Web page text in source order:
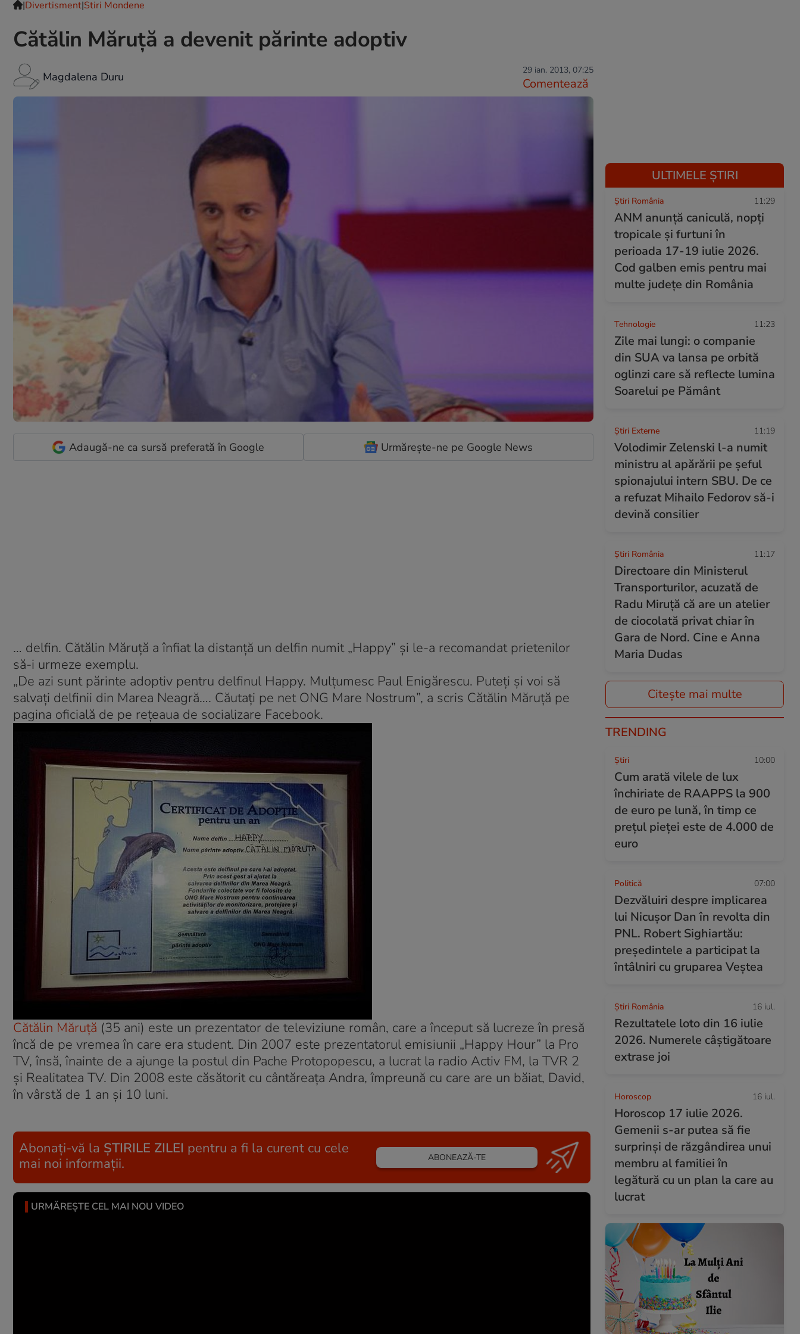
|Divertisment|Stiri Mondene
Cătălin Măruță a devenit părinte adoptiv
Magdalena Duru 29 ian. 2013, 07:25
Comentează
Adaugă-ne ca sursă preferată în Google Urmărește-ne pe Google News
… delfin. Cătălin Măruță a înfiat la distanță un delfin numit „Happy” și le-a recomandat prietenilor
să-i urmeze exemplu.
„De azi sunt părinte adoptiv pentru delfinul Happy. Mulțumesc Paul Enigărescu. Puteți și voi să
salvați delfinii din Marea Neagră…. Căutați pe net ONG Mare Nostrum”, a scris Cătălin Măruță pe
pagina oficială de pe rețeaua de socializare Facebook.
Cătălin Măruță (35 ani) este un prezentator de televiziune român, care a început să lucreze în presă
încă de pe vremea în care era student. Din 2007 este prezentatorul emisiunii „Happy Hour” la Pro
TV, însă, înainte de a ajunge la postul din Pache Protopopescu, a lucrat la radio Activ FM, la TVR 2
și Realitatea TV. Din 2008 este căsătorit cu cântăreața Andra, împreună cu care are un băiat, David,
în vârstă de 1 an și 10 luni.
Abonați-vă la ȘTIRILE ZILEI pentru a fi la curent cu cele
mai noi informații.
ABONEAZĂ-TE
URMĂREȘTE CEL MAI NOU VIDEO
ULTIMELE ȘTIRI
Știri România 11:29
ANM anunță caniculă, nopți
tropicale și furtuni în
perioada 17-19 iulie 2026.
Cod galben emis pentru mai
multe județe din România
Tehnologie 11:23
Zile mai lungi: o companie
din SUA va lansa pe orbită
oglinzi care să reflecte lumina
Soarelui pe Pământ
Știri Externe 11:19
Volodimir Zelenski l-a numit
ministru al apărării pe șeful
spionajului intern SBU. De ce
a refuzat Mihailo Fedorov să-i
devină consilier
Știri România 11:17
Directoare din Ministerul
Transporturilor, acuzată de
Radu Miruță că are un atelier
de ciocolată privat chiar în
Gara de Nord. Cine e Anna
Maria Dudas
Citește mai multe
TRENDING
Ştiri 10:00
Cum arată vilele de lux
închiriate de RAAPPS la 900
de euro pe lună, în timp ce
prețul pieței este de 4.000 de
euro
Politică 07:00
Dezvăluiri despre implicarea
lui Nicușor Dan în revolta din
PNL. Robert Sighiartău:
președintele a participat la
întâlniri cu gruparea Veștea
Știri România 16 iul.
Rezultatele loto din 16 iulie
2026. Numerele câștigătoare
extrase joi
Horoscop 16 iul.
Horoscop 17 iulie 2026.
Gemenii s-ar putea să fie
surprinși de răzgândirea unui
membru al familiei în
legătură cu un plan la care au
lucrat